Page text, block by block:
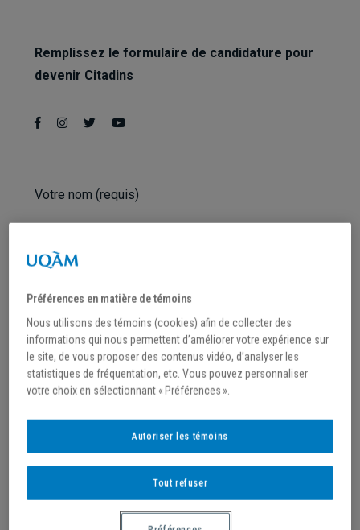
Remplissez le formulaire de candidature pour
devenir Citadins
Votre nom (requis)
Votre adresse courriel (requis)
Sujet
Département
Préférences en matière de témoins
Nous utilisons des témoins (cookies) afin de collecter des
informations qui nous permettent d’améliorer votre expérience sur
le site, de vous proposer des contenus vidéo, d’analyser les
statistiques de fréquentation, etc. Vous pouvez personnaliser
votre choix en sélectionnant « Préférences ».
Tout refuser
Autoriser les témoins